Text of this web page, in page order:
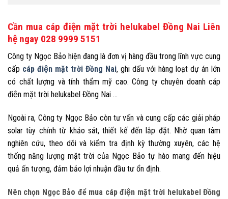
Cần mua cáp điện mặt trời helukabel Đồng Nai Liên
hệ ngay 028 9999 5151
Công ty Ngọc Bảo hiện đang là đơn vị hàng đầu trong lĩnh vực cung
cấp cáp điện mặt trời Đồng Nai, ghi dấu với hàng loạt dự án lớn
có chất lượng và tính thẩm mỹ cao. Công ty chuyên doanh cáp
điện mặt trời helukabel Đồng Nai …
Ngoài ra, Công ty Ngọc Bảo còn tư vấn và cung cấp các giải pháp
solar tùy chỉnh từ khảo sát, thiết kế đến lắp đặt. Nhờ quan tâm
nghiên cứu, theo dõi và kiểm tra định kỳ thường xuyên, các hệ
thống năng lượng mặt trời của Ngọc Bảo tự hào mang đến hiệu
quả ấn tượng, đảm bảo lợi nhuận đầu tư ổn định.
Nên chọn Ngọc Bảo để mua cáp điện mặt trời helukabel Đồng